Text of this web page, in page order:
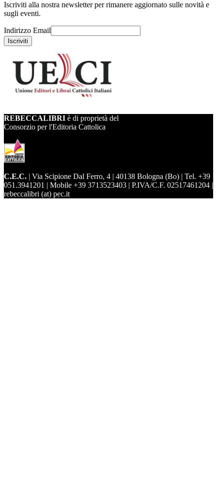
Iscriviti alla nostra newsletter per rimanere aggiornato sulle novità e
sugli eventi.
Indirizzo Email
Iscriviti
REBECCALIBRI è di proprietà del
Consorzio per l'Editoria Cattolica
C.E.C. | Via Scipione Dal Ferro, 4 | 40138 Bologna (Bo) | Tel. +39
051.3941201 | Mobile +39 3713523403 | P.IVA/C.F. 02517461204 |
rebeccalibri (at) pec.it